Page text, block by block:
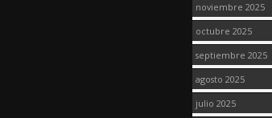
noviembre 2025
octubre 2025
septiembre 2025
agosto 2025
julio 2025